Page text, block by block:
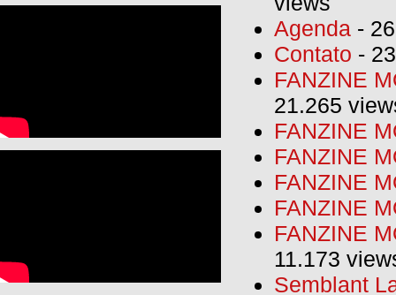
Agenda -
Contato -
FANZINE
21.265
FANZINE
FANZINE
FANZINE
FANZINE
FANZINE
11.173
Semblant